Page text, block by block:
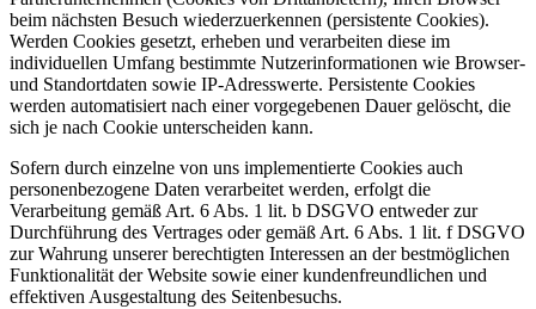
beim nächsten Besuch wiederzuerkennen (persistente Cookies).
Werden Cookies gesetzt, erheben und verarbeiten diese im
individuellen Umfang bestimmte Nutzerinformationen wie Browser-
und Standortdaten sowie IP-Adresswerte. Persistente Cookies
werden automatisiert nach einer vorgegebenen Dauer gelöscht, die
sich je nach Cookie unterscheiden kann.
Sofern durch einzelne von uns implementierte Cookies auch
personenbezogene Daten verarbeitet werden, erfolgt die
Verarbeitung gemäß Art. 6 Abs. 1 lit. b DSGVO entweder zur
Durchführung des Vertrages oder gemäß Art. 6 Abs. 1 lit. f DSGVO
zur Wahrung unserer berechtigten Interessen an der bestmöglichen
Funktionalität der Website sowie einer kundenfreundlichen und
effektiven Ausgestaltung des Seitenbesuchs.